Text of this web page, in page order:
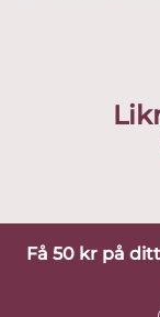
Få 50 kr på